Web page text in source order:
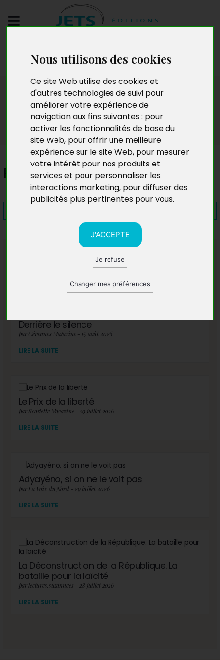
Nous utilisons des cookies
Ce site Web utilise des cookies et
d'autres technologies de suivi pour
améliorer votre expérience de
navigation aux fins suivantes : pour
activer les fonctionnalités de base du
site Web, pour offrir une meilleure
expérience sur le site Web, pour mesurer
votre intérêt pour nos produits et
services et pour personnaliser les
interactions marketing, pour diffuser des
publicités plus pertinentes pour vous.
J'ACCEPTE
Je refuse
Changer mes préférences
manuscrit
Presse
Résilience d'un éleveur
A lire également
Derrière le silence
par Cévennes Magazine - 15 août 2026
LIRE LA SUITE
Le Prix de la liberté
par Scarlette Magazine - 29 juillet 2026
LIRE LA SUITE
Adyayéno, si on ne le voit pas
par La Voix du Nord - 29 juillet 2026
LIRE LA SUITE
La Déconstruction de la République. La
bataille pour la laïcité
par lectures.suzannees - 28 juillet 2026
LIRE LA SUITE